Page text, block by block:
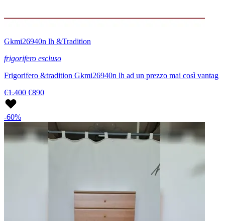
Gkmi26940n lh &Tradition
frigorifero escluso
Frigorifero &tradition Gkmi26940n lh ad un prezzo mai così vantag
€1.400 €890
-60%